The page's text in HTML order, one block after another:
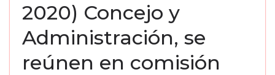
2020) Concejo y
Administración, se
reúnen en comisión